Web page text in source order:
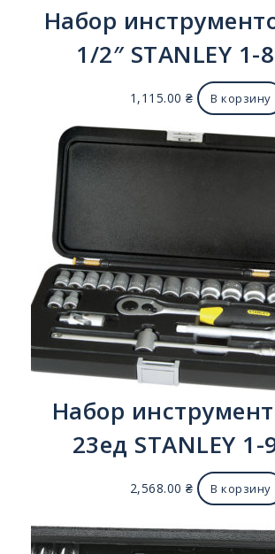
Набор
1/2″ STANLEY 1-
1,115.00 ₴ В корзину
Набор
23ед STANLEY 1-
2,568.00 ₴ В корзину